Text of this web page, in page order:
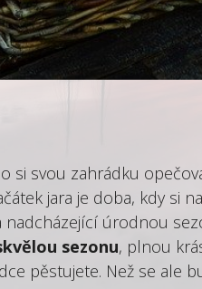
si svou zahrádku
jara je doba, kdy si
nadcházející úrodnou
sezonu, plnou
pěstujete. Než se ale